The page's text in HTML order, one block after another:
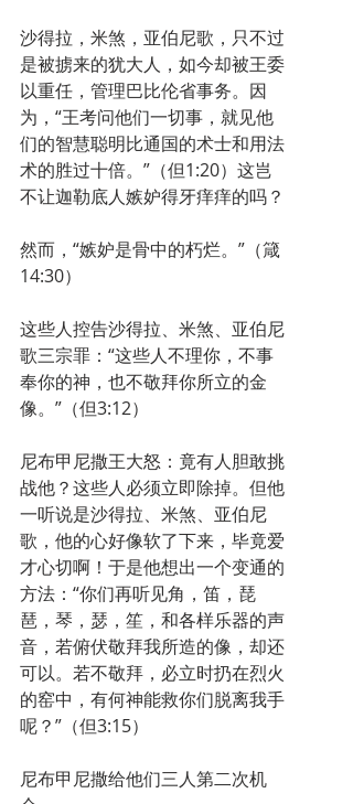
沙得拉，米煞，亚伯尼歌，只不过
是被掳来的犹大人，如今却被王委
以重任，管理巴比伦省事务。因
为，“王考问他们一切事，就见他
们的智慧聪明比通国的术士和用法
术的胜过十倍。”（但1:20）这岂
不让迦勒底人嫉妒得牙痒痒的吗？
然而，“嫉妒是骨中的朽烂。”（箴
14:30）
这些人控告沙得拉、米煞、亚伯尼
歌三宗罪：“这些人不理你，不事
奉你的神，也不敬拜你所立的金
像。”（但3:12）
尼布甲尼撒王大怒：竟有人胆敢挑
战他？这些人必须立即除掉。但他
一听说是沙得拉、米煞、亚伯尼
歌，他的心好像软了下来，毕竟爱
才心切啊！于是他想出一个变通的
方法：“你们再听见角，笛，琵
琶，琴，瑟，笙，和各样乐器的声
音，若俯伏敬拜我所造的像，却还
可以。若不敬拜，必立时扔在烈火
的窑中，有何神能救你们脱离我手
呢？”（但3:15）
尼布甲尼撒给他们三人第二次机